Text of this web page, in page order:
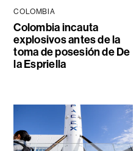
COLOMBIA
Colombia incauta
explosivos antes de la
toma de posesión de De
la Espriella